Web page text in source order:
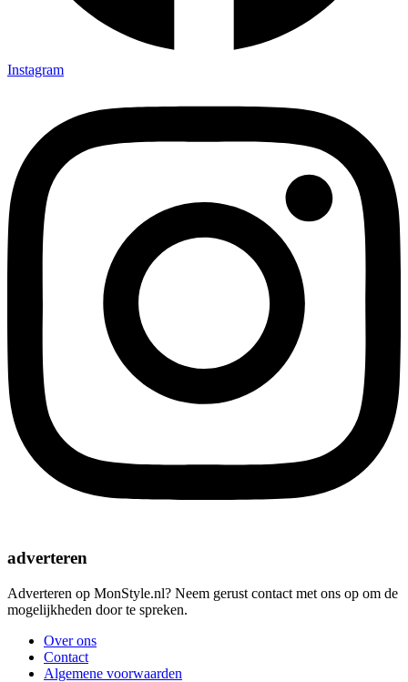
Instagram
adverteren
Adverteren op MonStyle.nl? Neem gerust contact met ons op om de
mogelijkheden door te spreken.
Over ons
Contact
Algemene voorwaarden